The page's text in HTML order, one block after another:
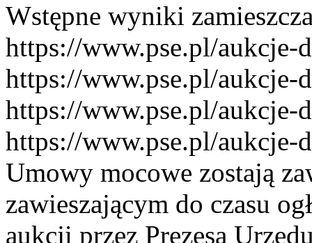
Wstępne wyniki
https://www.pse.pl/aukcje-
https://www.pse.pl/aukcje-
https://www.pse.pl/aukcje-
https://www.pse.pl/aukcje-
Umowy mocowe zostają
zawieszającym do czasu
aukcji przez Prezesa